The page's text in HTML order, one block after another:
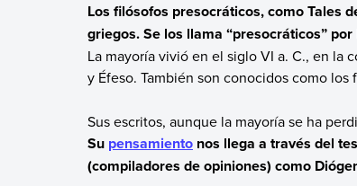
Los filósofos presocráticos, como Tales
griegos. Se los llama “presocráticos”
La mayoría vivió en el siglo VI a. C., en la
y Éfeso. También son conocidos como
Sus escritos, aunque la mayoría se ha
Su pensamientonos llega a través del
(compiladores de opiniones) como